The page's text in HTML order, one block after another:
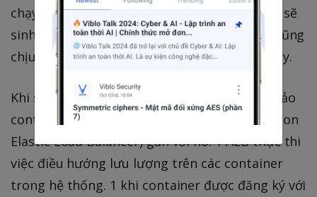
chạy tại 1 thời điểm. Khi 1 container chết, nó sẽ
sinh ra 1 phiên bản để back up. Service này cũng
chịu trách nhiệm instance nào sẽ được deploy.
Khi sinh ra 1 container, ECS service sẽ đảm bảo
container đó được đăng ký lên ALB (Application
Elastic Load Balancer) găn với nó. 1 ALB thực thi
việc điều hướng lưu lượng trên các container
trong hệ thống. 1 khi container được đăng ký với